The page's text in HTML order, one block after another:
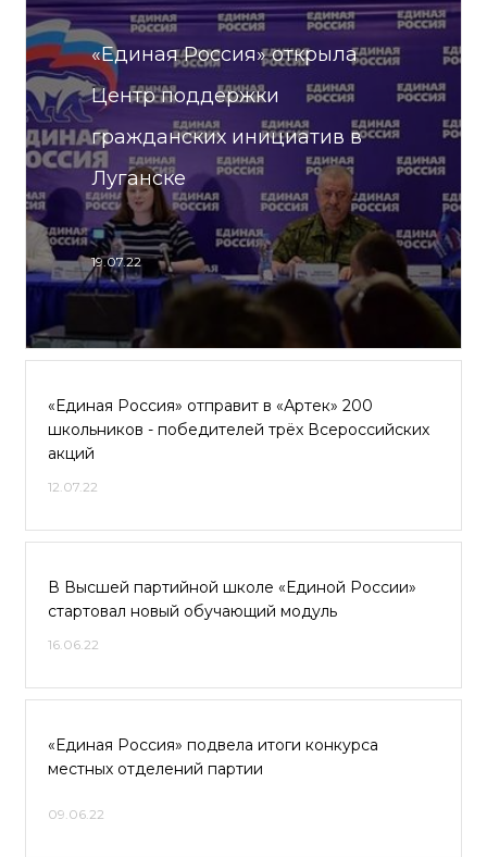
«Единая Россия» открыла
Центр поддержки
гражданских инициатив в
Луганске
19.07.22
«Единая Россия» отправит в «Артек» 200
школьников - победителей трёх Всероссийских
акций
12.07.22
В Высшей партийной школе «Единой России»
стартовал новый обучающий модуль
16.06.22
«Единая Россия» подвела итоги конкурса
местных отделений партии
09.06.22